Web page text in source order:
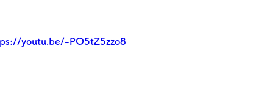
youtu.be/-PO5tZ5zzo8